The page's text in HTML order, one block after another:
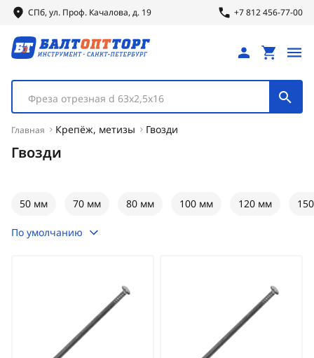
СПб, ул. Проф. Качалова, д. 19 +7 812 456-77-00
Фреза отрезная d 63х2,5х16
Главная Крепёж, метизы Гвозди
Гвозди
50 мм 70 мм 80 мм 100 мм 120 мм
По умолчанию